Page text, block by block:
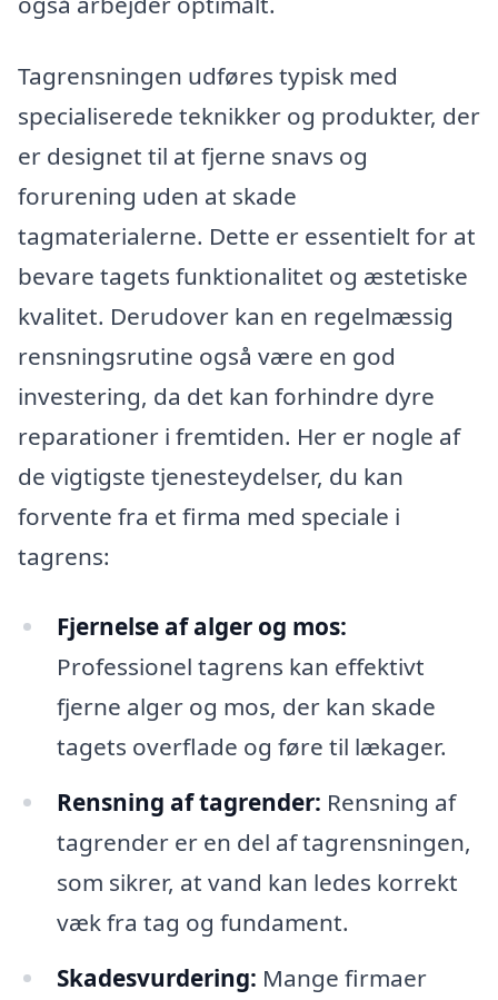
Tagrensningen udføres typisk med
specialiserede teknikker og produkter, der
er designet til at fjerne snavs og
forurening uden at skade
tagmaterialerne. Dette er essentielt for at
bevare tagets funktionalitet og æstetiske
kvalitet. Derudover kan en regelmæssig
rensningsrutine også være en god
investering, da det kan forhindre dyre
reparationer i fremtiden. Her er nogle af
de vigtigste tjenesteydelser, du kan
forvente fra et firma med speciale i
tagrens:
Fjernelse af alger og mos:
Professionel tagrens kan effektivt
fjerne alger og mos, der kan skade
tagets overflade og føre til lækager.
Rensning af tagrender: Rensning af
tagrender er en del af tagrensningen,
som sikrer, at vand kan ledes korrekt
væk fra tag og fundament.
Skadesvurdering: Mange firmaer